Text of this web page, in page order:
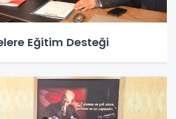
Eğitim Desteği